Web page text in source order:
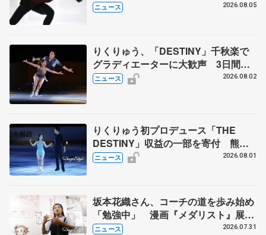
ニュース 2026.08.05
りくりゅう、「DESTINY」千秋楽で
グラディエーターに大歓声 3日間の
計4公演で延べ約１万8千人動員、三浦
ニュース 2026.08.02
りくりゅう初プロデュース「THE
DESTINY」収益の一部を寄付 熊本
地震、被災者支援
ニュース 2026.08.01
坂本花織さん、コーチの道を歩み始め
「勉強中」 漫画『メダリスト』展覧
会で子どもたちにエール
ニュース 2026.07.31